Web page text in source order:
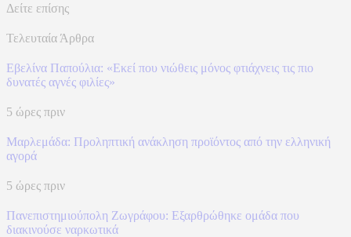
Δείτε επίσης
Τελευταία Άρθρα
Εβελίνα Παπούλια: «Εκεί που νιώθεις μόνος φτιάχνεις τις πιο
δυνατές αγνές φιλίες»
5 ώρες πριν
Μαρλεμάδα: Προληπτική ανάκληση προϊόντος από την ελληνική
αγορά
5 ώρες πριν
Πανεπιστημιούπολη Ζωγράφου: Εξαρθρώθηκε ομάδα που
διακινούσε ναρκωτικά